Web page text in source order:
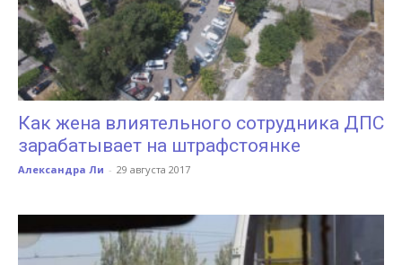
Как жена влиятельного сотрудника ДПС
зарабатывает на штрафстоянке
Александра Ли - 29 августа 2017